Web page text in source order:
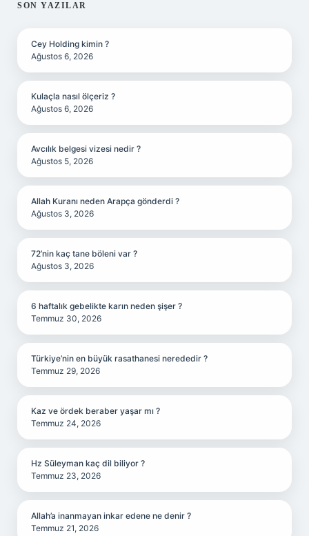
SIDEBAR
SON YAZILAR
Cey Holding kimin ?
Ağustos 6, 2026
Kulaçla nasıl ölçeriz ?
Ağustos 6, 2026
Avcılık belgesi vizesi nedir ?
Ağustos 5, 2026
Allah Kuranı neden Arapça gönderdi ?
Ağustos 3, 2026
72’nin kaç tane böleni var ?
Ağustos 3, 2026
6 haftalık gebelikte karın neden şişer ?
Temmuz 30, 2026
Türkiye’nin en büyük rasathanesi nerededir ?
Temmuz 29, 2026
Kaz ve ördek beraber yaşar mı ?
Temmuz 24, 2026
Hz Süleyman kaç dil biliyor ?
Temmuz 23, 2026
Allah’a inanmayan inkar edene ne denir ?
Temmuz 21, 2026